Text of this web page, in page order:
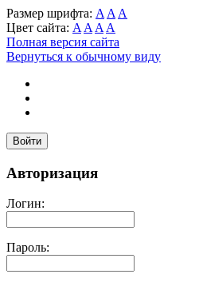
Размер шрифта: A A A
Цвет сайта: A A A A
Полная версия сайта
Вернуться к обычному виду
Войти
Авторизация
Логин:
Пароль: